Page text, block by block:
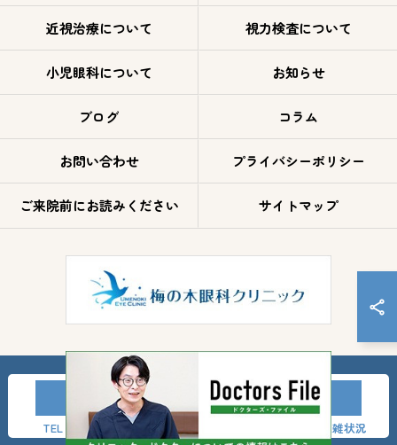
TEL LINE友達登録 混雑状況
近視治療について 視力検査について
小児眼科について お知らせ
ブログ コラム
お問い合わせ プライバシーポリシー
ご来院前にお読みください サイトマップ